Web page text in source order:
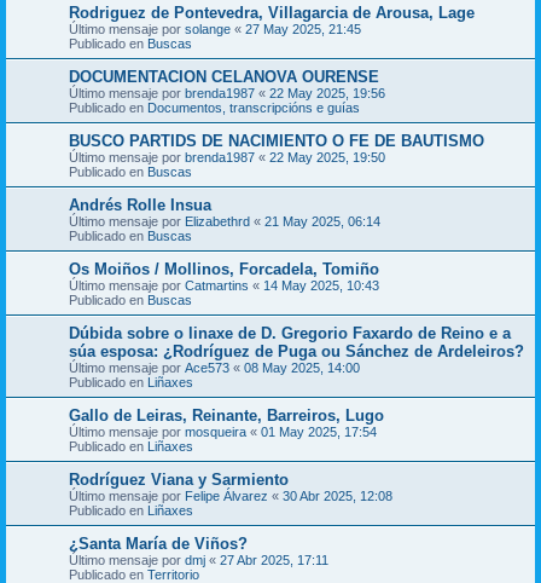
Rodriguez de Pontevedra, Villagarcia de Arousa, Lage
Último mensaje por solange « 27 May 2025, 21:45
Publicado en Buscas
DOCUMENTACION CELANOVA OURENSE
Último mensaje por brenda1987 « 22 May 2025, 19:56
Publicado en Documentos, transcripcións e guías
BUSCO PARTIDS DE NACIMIENTO O FE DE BAUTISMO
Último mensaje por brenda1987 « 22 May 2025, 19:50
Publicado en Buscas
Andrés Rolle Insua
Último mensaje por Elizabethrd « 21 May 2025, 06:14
Publicado en Buscas
Os Moiños / Mollinos, Forcadela, Tomiño
Último mensaje por Catmartins « 14 May 2025, 10:43
Publicado en Buscas
Dúbida sobre o linaxe de D. Gregorio Faxardo de Reino e a
súa esposa: ¿Rodríguez de Puga ou Sánchez de Ardeleiros?
Último mensaje por Ace573 « 08 May 2025, 14:00
Publicado en Liñaxes
Gallo de Leiras, Reinante, Barreiros, Lugo
Último mensaje por mosqueira « 01 May 2025, 17:54
Publicado en Liñaxes
Rodríguez Viana y Sarmiento
Último mensaje por Felipe Álvarez « 30 Abr 2025, 12:08
Publicado en Liñaxes
¿Santa María de Viños?
Último mensaje por dmj « 27 Abr 2025, 17:11
Publicado en Territorio